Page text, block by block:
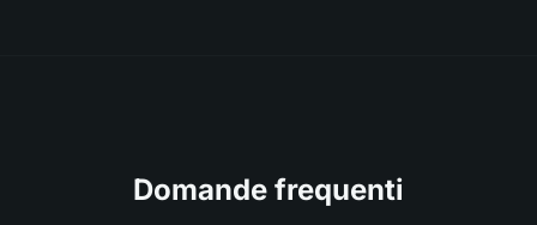
Domande frequenti